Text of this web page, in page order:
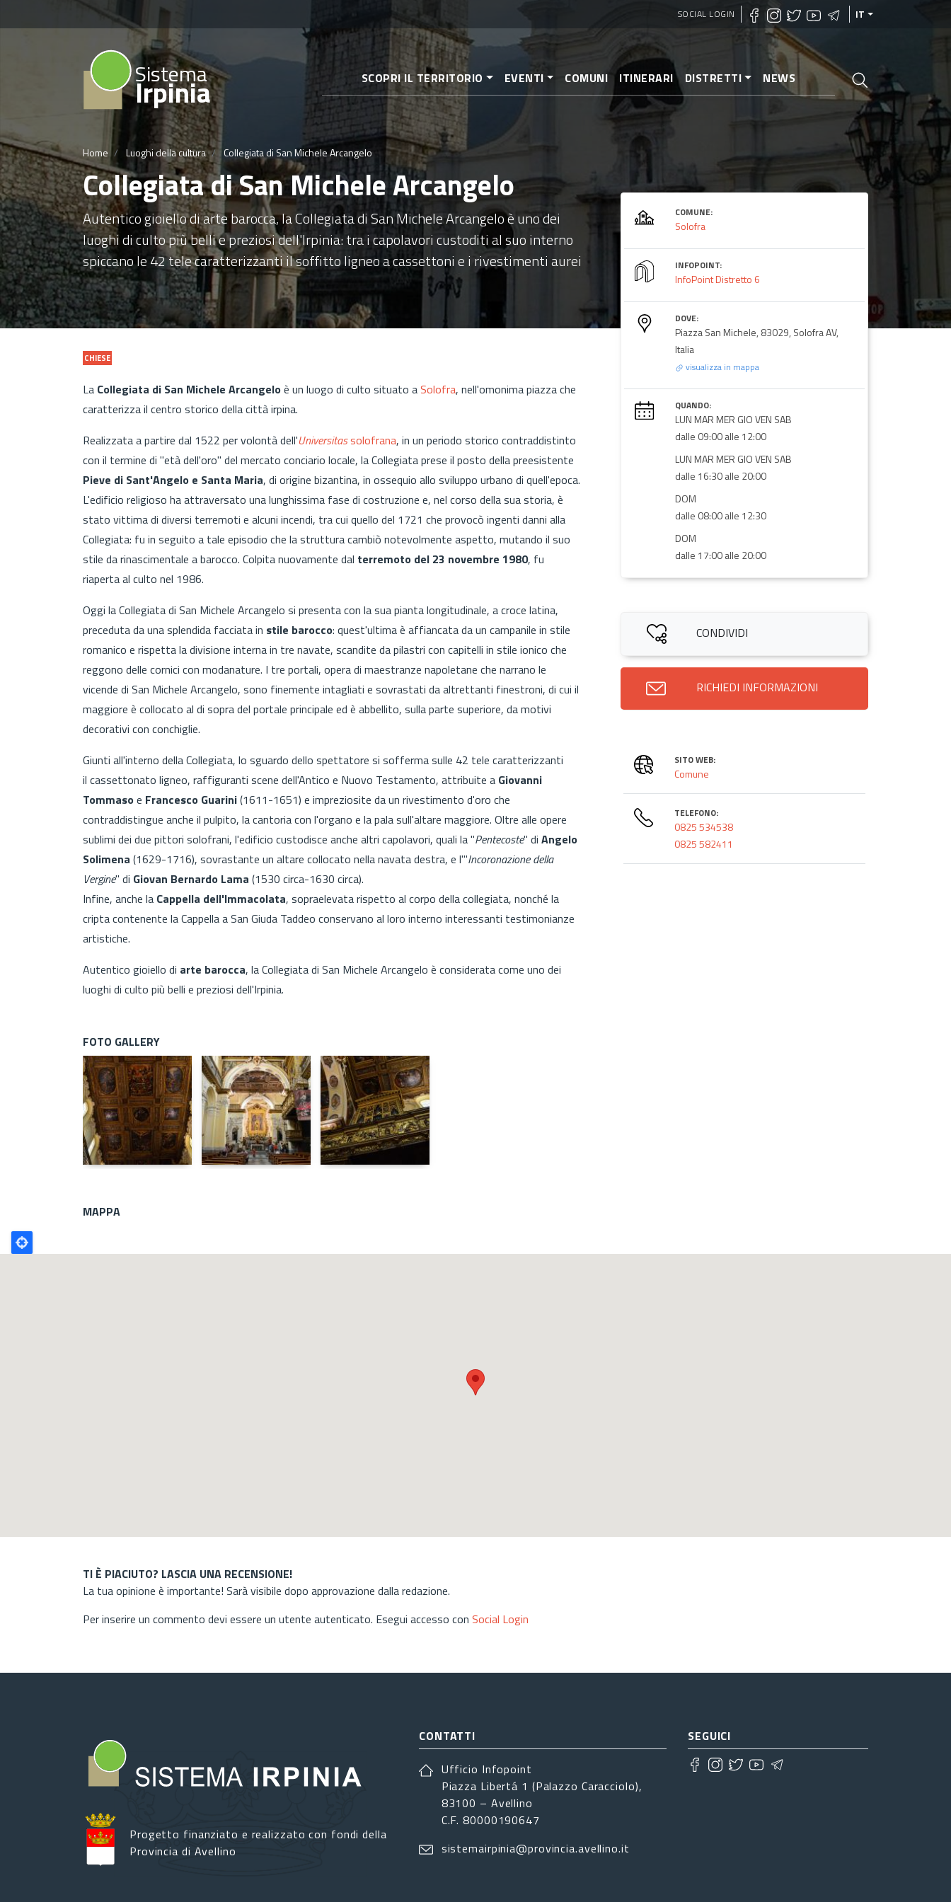
al
contenuto
SOCIAL LOGIN IT
Sistema
Irpinia SCOPRI IL TERRITORIO EVENTI COMUNI ITINERARI DISTRETTI NEWS
Home Luoghi della cultura Collegiata di San Michele Arcangelo
Collegiata di San Michele Arcangelo
Autentico gioiello di arte barocca, la Collegiata di San Michele Arcangelo è uno dei
luoghi di culto più belli e preziosi dell'Irpinia: tra i capolavori custoditi al suo interno
spiccano le 42 tele caratterizzanti il soffitto ligneo a cassettoni e i rivestimenti aurei
CHIESE
La Collegiata di San Michele Arcangeloè un luogo di culto situato aSolofra, nell'omonima piazza che
caratterizza il centro storico della città irpina.
Realizzata a partire dal 1522 per volontà dell'Universitassolofrana, in un periodo storico contraddistinto
con il termine di "età dell'oro" del mercato conciario locale, la Collegiata prese il posto della preesistente
Pieve di Sant'Angelo e Santa Maria, di origine bizantina, in ossequio allo sviluppo urbano di quell'epoca.
L'edificio religioso ha attraversato una lunghissima fase di costruzione e, nel corso della sua storia, è
stato vittima di diversi terremoti e alcuni incendi, tra cui quello del 1721 che provocò ingenti danni alla
Collegiata: fu in seguito a tale episodio che la struttura cambiò notevolmente aspetto, mutando il suo
stile da rinascimentale a barocco. Colpita nuovamente dal terremoto del 23 novembre 1980, fu
riaperta al culto nel 1986.
Oggi la Collegiata di San Michele Arcangelo si presenta con la sua pianta longitudinale, a croce latina,
preceduta da una splendida facciata in stile barocco: quest'ultima è affiancata da un campanile in stile
romanico e rispetta la divisione interna in tre navate, scandite da pilastri con capitelli in stile ionico che
reggono delle cornici con modanature. I tre portali, opera di maestranze napoletane che narrano le
vicende di San Michele Arcangelo, sono finemente intagliati e sovrastati da altrettanti finestroni, di cui il
maggiore è collocato al di sopra del portale principale ed è abbellito, sulla parte superiore, da motivi
decorativi con conchiglie.
Giunti all'interno della Collegiata, lo sguardo dello spettatore si sofferma sulle 42 tele caratterizzanti
il cassettonato ligneo, raffiguranti scene dell'Antico e Nuovo Testamento, attribuite a Giovanni
Tommasoe Francesco Guarini(1611-1651) e impreziosite da un rivestimento d'oro che
contraddistingue anche il pulpito, la cantoria con l'organo e la pala sull'altare maggiore. Oltre alle opere
sublimi dei due pittori solofrani, l'edificio custodisce anche altri capolavori, quali la "Pentecoste" di Angelo
Solimena (1629-1716), sovrastante un altare collocato nella navata destra, e l'"Incoronazione della
Vergine" di Giovan Bernardo Lama (1530 circa-1630 circa).
Infine, anche la Cappella dell'Immacolata, sopraelevata rispetto al corpo della collegiata, nonché la
cripta contenente la Cappella a San Giuda Taddeo conservano al loro interno interessanti testimonianze
artistiche.
Autentico gioiello di arte barocca, la Collegiata di San Michele Arcangelo è considerata come uno dei
luoghi di culto più belli e preziosi dell'Irpinia.
FOTO GALLERY
COMUNE:
Solofra
INFOPOINT:
InfoPoint Distretto 6
DOVE:
Piazza San Michele, 83029, Solofra AV,
Italia
visualizza in mappa
QUANDO:
LUN MAR MER GIO VEN SAB
dalle 09:00 alle 12:00
LUN MAR MER GIO VEN SAB
dalle 16:30 alle 20:00
DOM
dalle 08:00 alle 12:30
DOM
dalle 17:00 alle 20:00
CONDIVIDI
RICHIEDI INFORMAZIONI
SITO WEB:
Comune
TELEFONO:
0825 534538
0825 582411
MAPPA
Poligono
GEO
TI È PIACIUTO? LASCIA UNA RECENSIONE!
La tua opinione è importante! Sarà visibile dopo approvazione dalla redazione.
Per inserire un commento devi essere un utente autenticato. Esegui accesso con Social Login
Progetto finanziato e realizzato con fondi della
Provincia di Avellino
CONTATTI
Ufficio Infopoint
Piazza Libertá 1 (Palazzo Caracciolo),
83100 – Avellino
C.F. 80000190647
sistemairpinia@provincia.avellino.it
SEGUICI